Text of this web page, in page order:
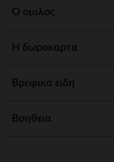
Ο ομιλος
Η δωροκαρτα
Βρεφικα ειδη
Βοηθεια